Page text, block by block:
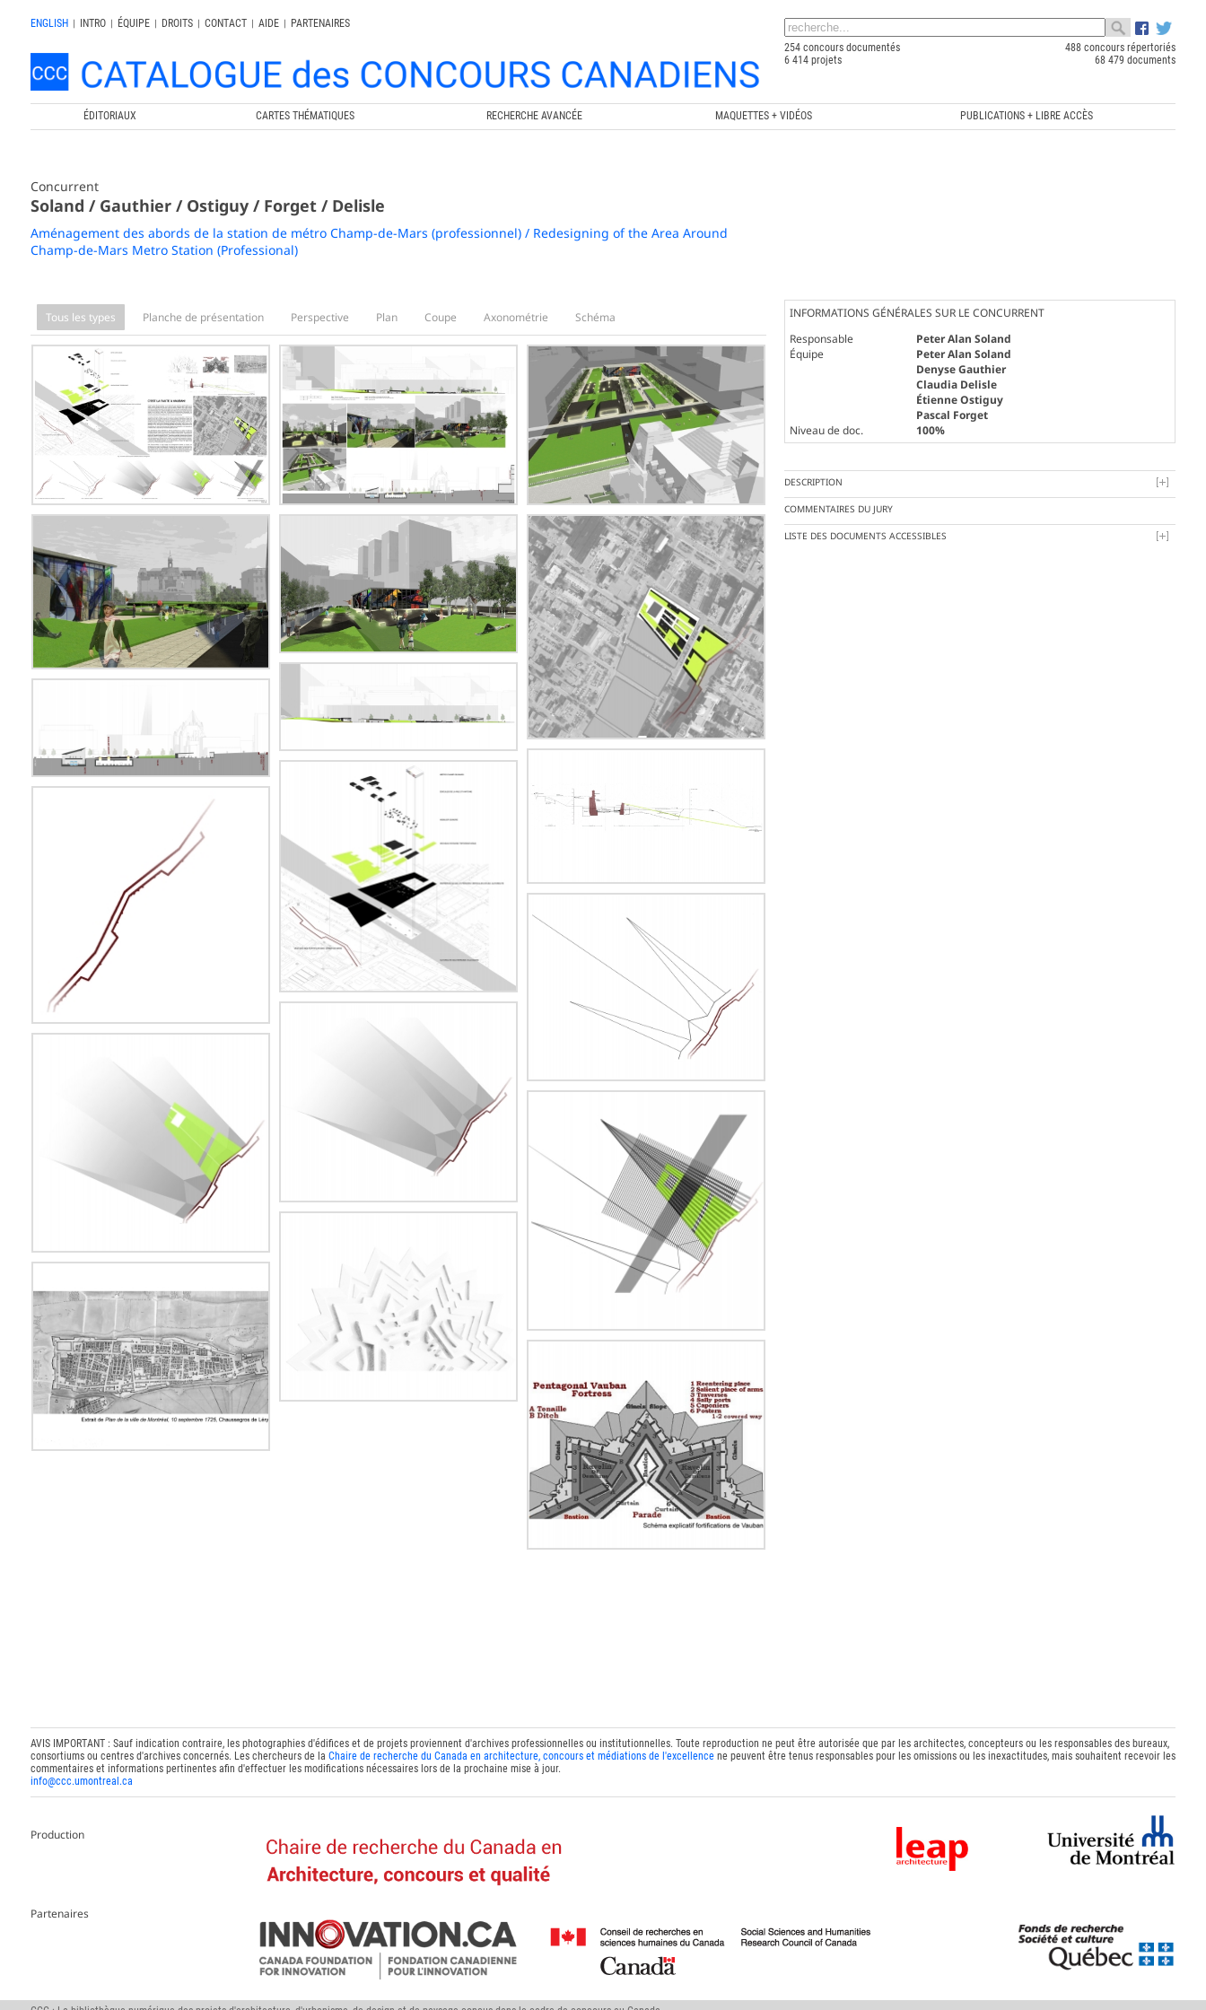
ENGLISH | INTRO | ÉQUIPE | DROITS | CONTACT | AIDE |
PARTENAIRES
254 concours documentés
488 concours répertoriés
6 414 projets
68 479 documents
ÉDITORIAUX CARTES THÉMATIQUES RECHERCHE AVANCÉE MAQUETTES + VIDÉOS PUBLICATIONS + LIBRE ACCÈS
Concurrent
Soland / Gauthier / Ostiguy / Forget / Delisle
Aménagement des abords de la station de métro Champ-de-Mars (professionnel) / Redesigning of the Area Around
Champ-de-Mars Metro Station (Professional)
Tous les types Planche de présentation Perspective Plan Coupe Axonométrie Schéma
INFORMATIONS GÉNÉRALES SUR LE CONCURRENT
Responsable
Peter Alan Soland
Équipe
Peter Alan Soland
Denyse Gauthier
Claudia Delisle
Étienne Ostiguy
Pascal Forget
Niveau de doc.
100%
DESCRIPTION
COMMENTAIRES DU JURY
LISTE DES DOCUMENTS ACCESSIBLES
AVIS IMPORTANT : Sauf indication contraire, les photographies d'édifices et de projets proviennent d'archives professionnelles ou institutionnelles. Toute reproduction ne peut être autorisée que par les architectes, concepteurs ou les responsables des bureaux,
consortiums ou centres d'archives concernés. Les chercheurs de la Chaire de recherche du Canada en architecture, concours et médiations de l'excellencene peuvent être tenus responsables pour les omissions ou les inexactitudes, mais souhaitent recevoir les
commentaires et informations pertinentes afin d'effectuer les modifications nécessaires lors de la prochaine mise à jour.
info@ccc.umontreal.ca
Production
Partenaires